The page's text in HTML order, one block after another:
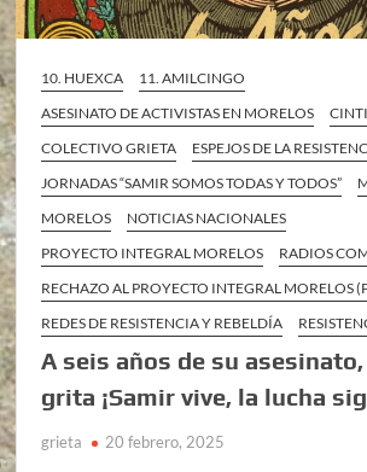
10. HUEXCA
11. AMILCINGO
ASESINATO DE ACTIVISTAS EN MORELOS
COLECTIVO GRIETA
ESPEJOS DE LA
JORNADAS “SAMIR SOMOS TODAS Y TODOS”
MORELOS
NOTICIAS NACIONALES
PROYECTO INTEGRAL MORELOS
RADIOS
RECHAZO AL PROYECTO INTEGRAL MORELOS
REDES DE RESISTENCIA Y REBELDÍA
A seis años de su
grita ¡Samir vive, la lucha
grieta 20 febrero, 2025